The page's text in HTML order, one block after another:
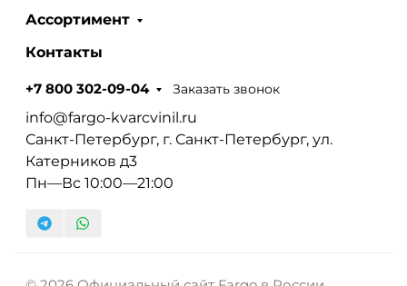
Ассортимент
Контакты
+7 800 302-09-04 Заказать звонок
info@fargo-kvarcvinil.ru
Санкт-Петербург, г. Санкт-Петербург, ул.
Катерников д3
Пн—Вс 10:00—21:00